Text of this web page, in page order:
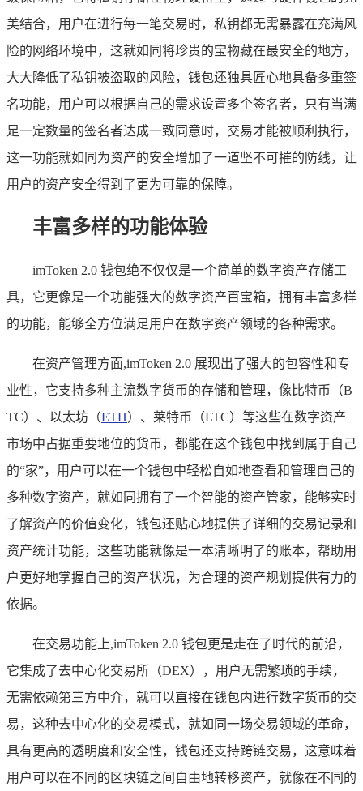
美结合，用户在进行每一笔交易时，私钥都无需暴露在充满风
险的网络环境中，这就如同将珍贵的宝物藏在最安全的地方，
大大降低了私钥被盗取的风险，钱包还独具匠心地具备多重签
名功能，用户可以根据自己的需求设置多个签名者，只有当满
足一定数量的签名者达成一致同意时，交易才能被顺利执行，
这一功能就如同为资产的安全增加了一道坚不可摧的防线，让
用户的资产安全得到了更为可靠的保障。
丰富多样的功能体验
imToken 2.0 钱包绝不仅仅是一个简单的数字资产存储工
具，它更像是一个功能强大的数字资产百宝箱，拥有丰富多样
的功能，能够全方位满足用户在数字资产领域的各种需求。
在资产管理方面,imToken 2.0 展现出了强大的包容性和专
业性，它支持多种主流数字货币的存储和管理，像比特币（B
TC）、以太坊（ETH）、莱特币（LTC）等这些在数字资产
市场中占据重要地位的货币，都能在这个钱包中找到属于自己
的“家”，用户可以在一个钱包中轻松自如地查看和管理自己的
多种数字资产，就如同拥有了一个智能的资产管家，能够实时
了解资产的价值变化，钱包还贴心地提供了详细的交易记录和
资产统计功能，这些功能就像是一本清晰明了的账本，帮助用
户更好地掌握自己的资产状况，为合理的资产规划提供有力的
依据。
在交易功能上,imToken 2.0 钱包更是走在了时代的前沿，
它集成了去中心化交易所（DEX），用户无需繁琐的手续，
无需依赖第三方中介，就可以直接在钱包内进行数字货币的交
易，这种去中心化的交易模式，就如同一场交易领域的革命，
具有更高的透明度和安全性，钱包还支持跨链交易，这意味着
用户可以在不同的区块链之间自由地转移资产，就像在不同的